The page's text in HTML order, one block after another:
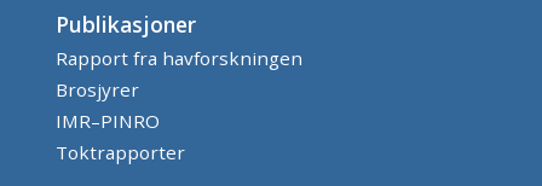
Publikasjoner
Rapport fra havforskningen
Brosjyrer
IMR–PINRO
Toktrapporter